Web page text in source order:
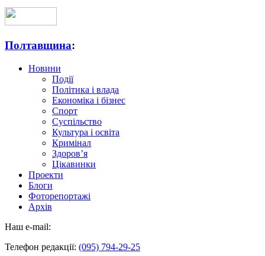
Полтавщина:
Новини
Події
Політика і влада
Економіка і бізнес
Спорт
Суспільство
Культура і освіта
Кримінал
Здоров’я
Цікавинки
Проекти
Блоги
Фоторепортажі
Архів
Наш e-mail:
Телефон редакції: (095) 794-29-25